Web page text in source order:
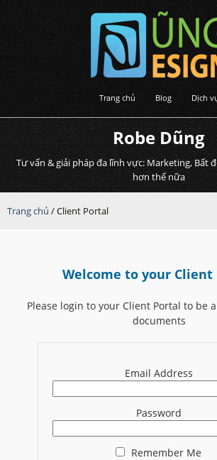
Trang chủ Blog Dịch
Robe Dũng
Tư vấn & giải pháp đa lĩnh vực: Marketing, Bất
hơn thế nữa
Trang chủ /Client Portal
Welcome to your Client
Please login to your Client Portal to be
documents
Email Address
Password
Remember Me